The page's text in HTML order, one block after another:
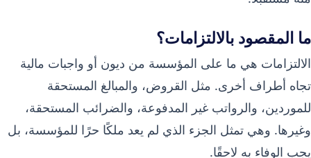
ما المقصود بالالتزامات؟
الالتزامات هي ما على المؤسسة من ديون أو واجبات مالية
تجاه أطراف أخرى. مثل القروض، والمبالغ المستحقة
للموردين، والرواتب غير المدفوعة، والضرائب المستحقة،
وغيرها. وهي تمثل الجزء الذي لم يعد ملكًا حرًا للمؤسسة، بل
يجب الوفاء به لاحقًا.